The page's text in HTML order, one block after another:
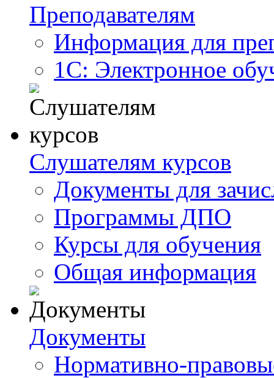
Преподавателям
Информация для
1С: Электронное
Слушателям курсов
Документы для
Программы ДПО
Курсы для обучения
Общая информация
Документы
Нормативно-